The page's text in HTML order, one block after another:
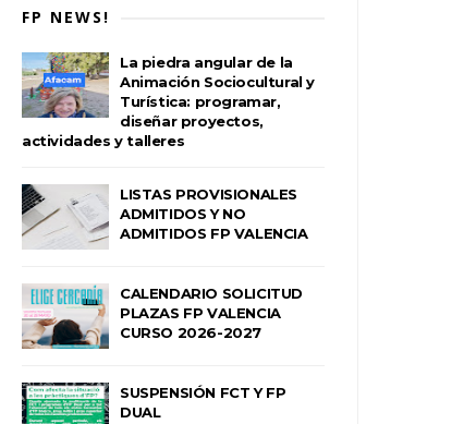
FP NEWS!
La piedra angular de la
Animación Sociocultural y
Turística: programar,
diseñar proyectos,
actividades y talleres
LISTAS PROVISIONALES
ADMITIDOS Y NO
ADMITIDOS FP VALENCIA
CALENDARIO SOLICITUD
PLAZAS FP VALENCIA
CURSO 2026-2027
SUSPENSIÓN FCT Y FP
DUAL